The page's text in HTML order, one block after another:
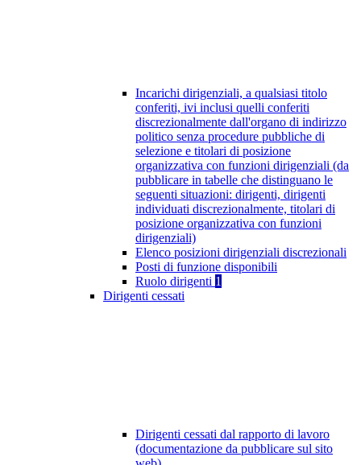
Incarichi dirigenziali, a qualsiasi titolo
conferiti, ivi inclusi quelli conferiti
discrezionalmente dall'organo di indirizzo
politico senza procedure pubbliche di
selezione e titolari di posizione
organizzativa con funzioni dirigenziali (da
pubblicare in tabelle che distinguano le
seguenti situazioni: dirigenti, dirigenti
individuati discrezionalmente, titolari di
posizione organizzativa con funzioni
dirigenziali)
Elenco posizioni dirigenziali discrezionali
Posti di funzione disponibili
Ruolo dirigenti 1
Dirigenti cessati
Dirigenti cessati dal rapporto di lavoro
(documentazione da pubblicare sul sito